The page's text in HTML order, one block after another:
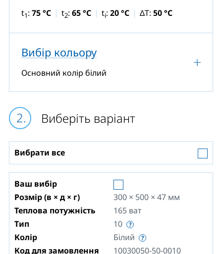
t1: 75 °C t2: 65 °C ti: 20 °C ΔT: 50 °C
Вибір кольору
Основний колір білий
Виберіть варіант
Вибрати все
Ваш вибір
Розмір (в × д × г)
300 × 500 × 47 мм
Теплова потужність
165 ват
Тип
10
Колір
Білий
Код для замовлення
10030050-50-0010